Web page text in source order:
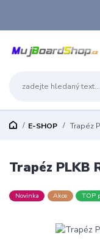
E-SHOP Trapéz
Trapéz PLKB
Novinka Akce TOP